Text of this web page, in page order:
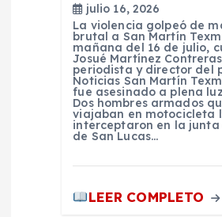
julio 16, 2026
La violencia golpeó de
brutal a San Martín
mañana del 16 de julio,
Josué Martínez
periodista y director del
Noticias San Martín
fue asesinado a plena
Dos hombres armados
viajaban en motocicleta
interceptaron en la
de San Lucas…
LEER COMPLETO